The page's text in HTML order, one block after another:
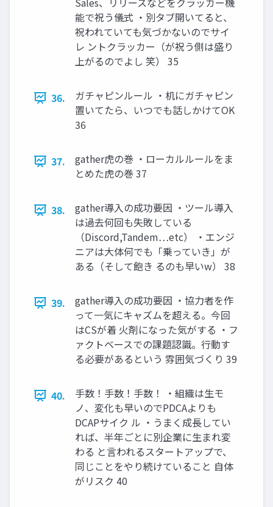
能で祝う儀式 ・別タブ開いてると、
祝われていても気づかないのでサイ
レ ントクラッカー（が祝う側は盛り
上がるのでよし 笑） 35
36.
ガチャピンルール ・机にガチャピン
置いてたら、いつでも話しかけてOK
36
37.
gather虎の巻 ・ローカルルールをま
とめた虎の巻 37
38.
gather導入の成功要因 ・ツール導入
は過去何回も失敗している
（Discord,Tandem…etc） ・エンジ
ニアは大体何でも「乗っていき」が
ある（そして飽き るのも早いw） 38
39.
gather導入の成功要因 ・協力者を作
って一気にキャズムを超える。今回
はCSが着 火剤になった気がする ・フ
ァクトベースでの課題認識。行動す
る必要があるという 雰囲気づくり 39
40.
手数！手数！手数！ ・組織は生モ
ノ、変化も早いのでPDCAよりも
DCAPサイク ル ・うまく成長してい
れば、半年ごとに別企業に生まれ変
わる と言われるスタートアップで、
同じことをやり続けていること 自体
がリスク 40